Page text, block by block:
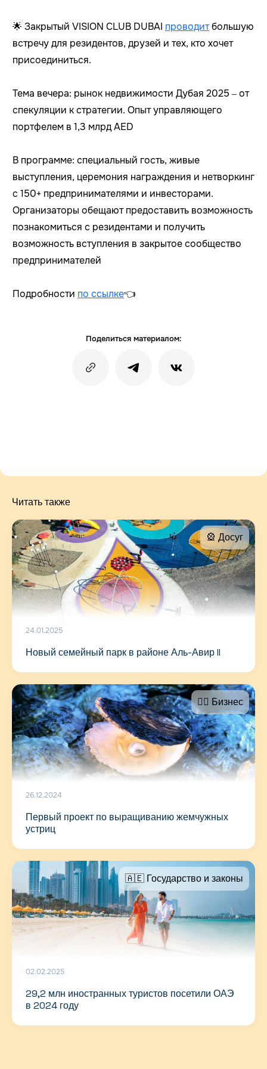
🌟 Закрытый VISION CLUB DUBAI проводитбольшую
встречу для резидентов, друзей и тех, кто хочет
присоединиться.
Тема вечера: рынок недвижимости Дубая 2025 – от
спекуляции к стратегии. Опыт управляющего
портфелем в 1,3 млрд AED
В программе: специальный гость, живые
выступления, церемония награждения и нетворкинг
с 150+ предпринимателями и инвесторами.
Организаторы обещают предоставить возможность
познакомиться с резидентами и получить
возможность вступления в закрытое сообщество
предпринимателей
Подробности по ссылке👈
Поделиться материалом:
Читать также
🎡 Досуг
24.01.2025
Новый семейный парк в районе Аль-Авир II
🤵‍♂️ Бизнес
26.12.2024
Первый проект по выращиванию жемчужных
устриц
🇦🇪 Государство и законы
02.02.2025
29,2 млн иностранных туристов посетили ОАЭ
в 2024 году